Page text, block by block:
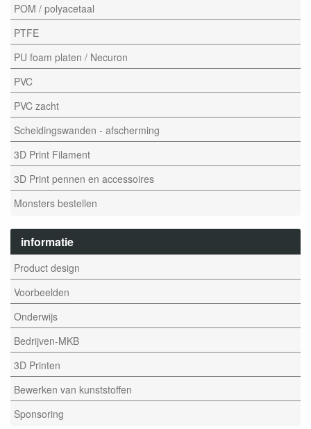
POM / polyacetaal
PTFE
PU foam platen / Necuron
PVC
PVC zacht
Scheidingswanden - afscherming
3D Print Filament
3D Print pennen en accessoires
Monsters bestellen
informatie
Product design
Voorbeelden
Onderwijs
Bedrijven-MKB
3D Printen
Bewerken van kunststoffen
Sponsoring